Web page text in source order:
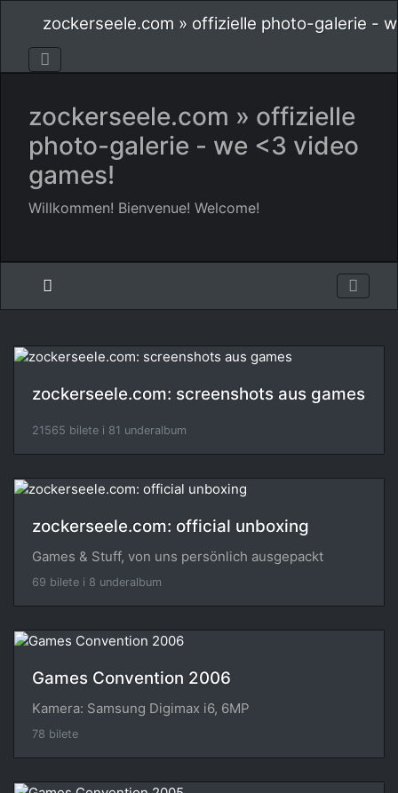
zockerseele.com » offizielle photo-galerie -
zockerseele.com » offizielle
photo-galerie - we <3 video
games!
Willkommen! Bienvenue! Welcome!
zockerseele.com: screenshots aus games
21565 bilete i 81 underalbum
zockerseele.com: official unboxing
Games & Stuff, von uns persönlich ausgepackt
69 bilete i 8 underalbum
Games Convention 2006
Kamera: Samsung Digimax i6, 6MP
78 bilete